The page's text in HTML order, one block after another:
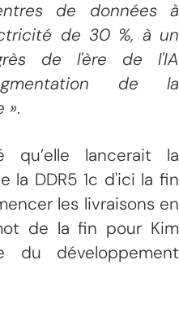
de données à
de 30 %, à un
de l'ère de l'IA
de la
».
qu’elle lancerait la
la DDR5 1c d'ici la fin
les livraisons en
de la fin pour Kim
du développement